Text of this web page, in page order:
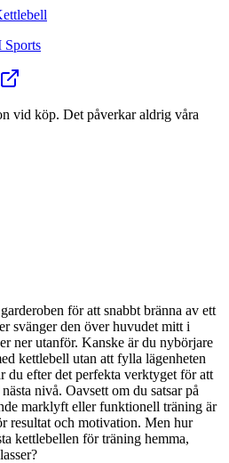
vid köp. Det påverkar aldrig våra
för att snabbt bränna av ett
svänger den över huvudet mitt i
ner utanför. Kanske är du nybörjare
kettlebell utan att fylla lägenheten
du efter det perfekta verktyget för att
nivå. Oavsett om du satsar på
marklyft eller funktionell träning är
resultat och motivation. Men hur
kettlebellen för träning hemma,